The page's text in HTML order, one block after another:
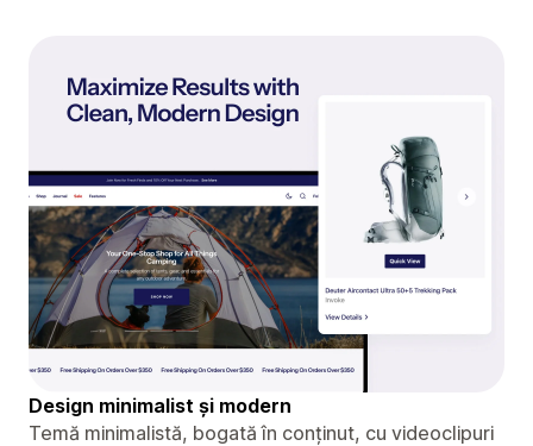
Design minimalist și modern
Temă minimalistă, bogată în conținut, cu videoclipuri